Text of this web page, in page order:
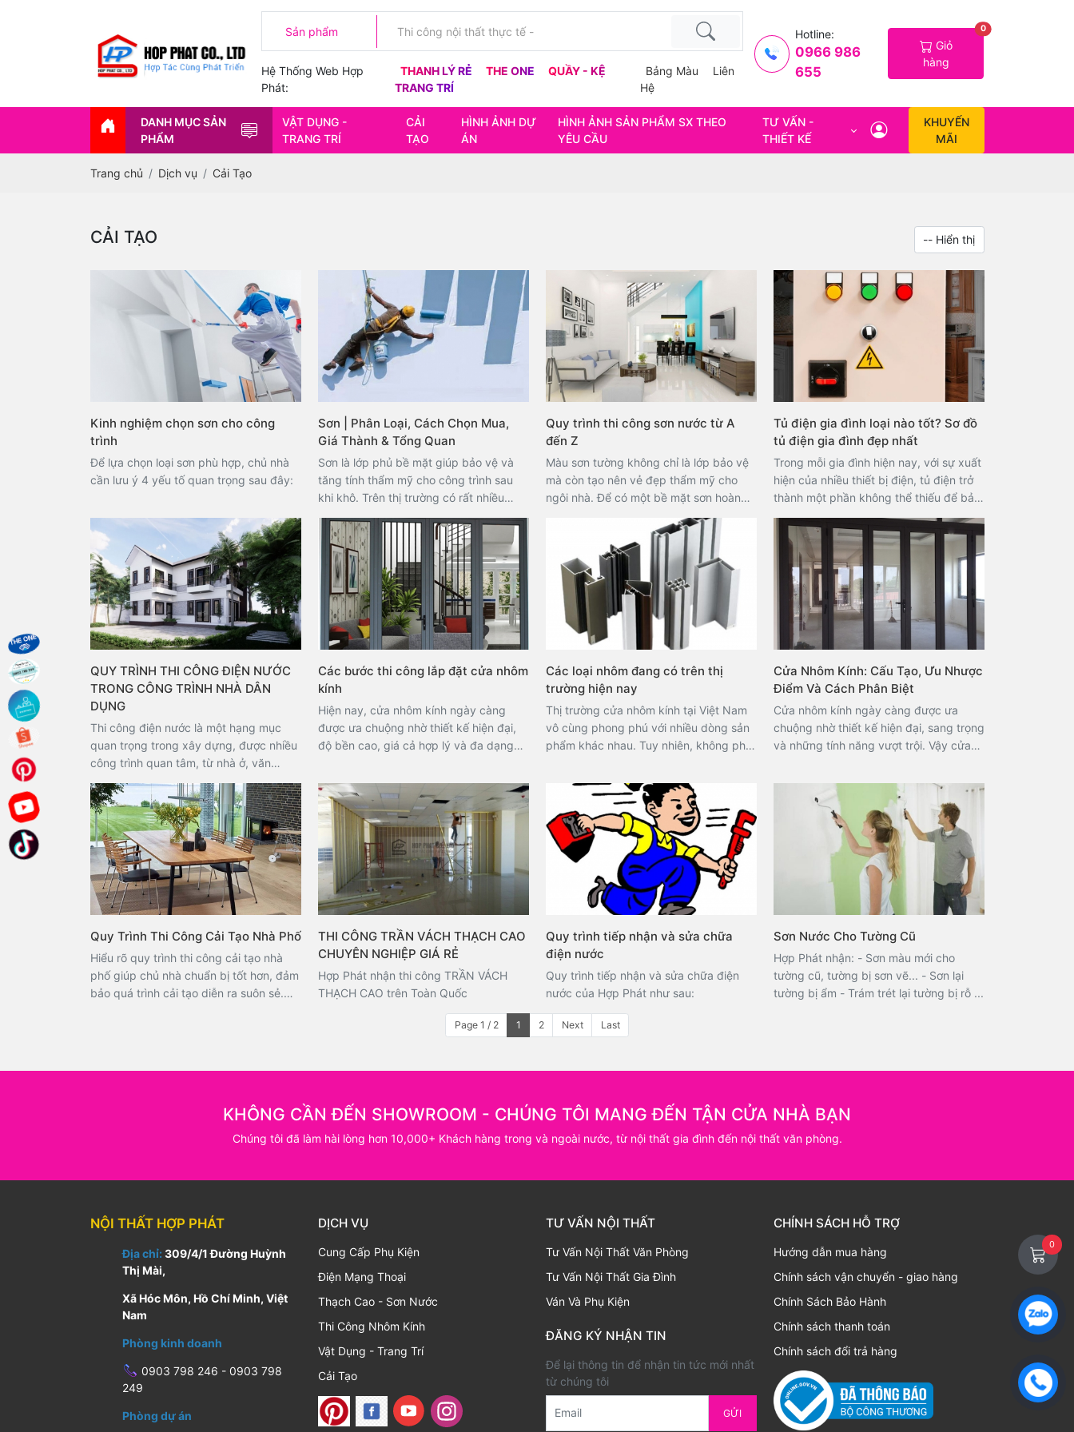
Hệ Thống Web Hợp
Phát:
THANH LÝ RẺ THE ONE
QUẦY - KỆ
TRANG TRÍ
Bảng Màu
Liên
Hệ
Hotline:
0966 986
655
Giỏ
hàng
0
DANH MỤC SẢN
PHẨM
VẬT DỤNG -
TRANG TRÍ
CẢI
TẠO
HÌNH ẢNH DỰ
ÁN
HÌNH ẢNH SẢN PHẨM SX THEO
YÊU CẦU
TƯ VẤN -
THIẾT KẾ
KHUYẾN
MÃI
Trang chủ Dịch vụ Cải Tạo
CẢI TẠO
Kinh nghiệm chọn sơn cho công
trình
Để lựa chọn loại sơn phù hợp, chủ nhà
cần lưu ý 4 yếu tố quan trọng sau đây:
Sơn | Phân Loại, Cách Chọn Mua,
Giá Thành & Tổng Quan
Sơn là lớp phủ bề mặt giúp bảo vệ và
tăng tính thẩm mỹ cho công trình sau
khi khô. Trên thị trường có rất nhiều
thương hiệu, chủng loại sơn với những
ứng dụng khác nhau. Vậy làm thế nào
để chọn được loại sơn phù hợp cả về
chất lượng lẫn giá thành? Trong bài viết
này, Nội Thất Hợp Phát sẽ chia sẻ
những kinh nghiệm hữu ích giúp bạn
đưa ra quyết định chính xác nhất!
Quy trình thi công sơn nước từ A
đến Z
Màu sơn tường không chỉ là lớp bảo vệ
mà còn tạo nên vẻ đẹp thẩm mỹ cho
ngôi nhà. Để có một bề mặt sơn hoàn
hảo, việc lựa chọn sơn chất lượng đóng
vai trò quan trọng, nhưng quy trình thi
công đúng kỹ thuật cũng là yếu tố
quyết định. Việc sơn không đúng cách
có thể làm mất đi tính thẩm mỹ và giảm
khả năng bảo vệ của lớp sơn, gây ảnh
hưởng đến tuổi thọ công trình. Ngược
lại, quy trình thi công sơn nước chuyên
công trình, đồng thời tiết kiệm thời gian
và chi phí cho gia chủ. Vậy sơn tường
nhà đúng kỹ thuật cần thực hiện như
thế nào? Bài viết dưới đây sẽ hướng dẫn
bạn chi tiết các bước thi công sơn nước
Tủ điện gia đình loại nào tốt? Sơ đồ
tủ điện gia đình đẹp nhất
Trong mỗi gia đình hiện nay, với sự xuất
hiện của nhiều thiết bị điện, tủ điện trở
thành một phần không thể thiếu để bảo
vệ an toàn cho hệ thống điện và các
linh kiện liên quan. Không chỉ vậy, tủ
điện còn góp phần nâng cao tính thẩm
mỹ cho không gian sống. Vậy nên chọn
mua tủ điện gia đình loại nào tốt? Đâu là
địa chỉ cung cấp tủ điện chất lượng với
giá cả hợp lý? Hãy cùng theo dõi bài
viết này để tìm hiểu chi tiết về tủ điện
QUY TRÌNH THI CÔNG ĐIỆN NƯỚC
TRONG CÔNG TRÌNH NHÀ DÂN
DỤNG
Thi công điện nước là một hạng mục
quan trọng trong xây dựng, được nhiều
công trình quan tâm, từ nhà ở, văn
phòng đến các dự án lớn. Hệ thống điện
nước đóng vai trò nền tảng, gắn liền với
quá trình thiết kế và thi công các hạng
mục khác, đồng thời ảnh hưởng trực
tiếp đến hiệu quả vận hành công trình.
Nội Thất Hợp Phát xin giới thiệu đến
quý khách hàng quy trình thi công điện
nước chi tiết dưới đây.
Các bước thi công lắp đặt cửa nhôm
kính
Hiện nay, cửa nhôm kính ngày càng
được ưa chuộng nhờ thiết kế hiện đại,
độ bền cao, giá cả hợp lý và đa dạng
mang đến không gian thoáng đãng,
sang trọng mà còn phù hợp với nhiều
công trình khác nhau. Tuy nhiên, để lắp
đặt cửa nhôm kính đảm bảo tính thẩm
mỹ và đúng kỹ thuật, cần có sự tỉ mỉ và
tay nghề của những thợ chuyên nghiệp.
Trong bài viết dưới đây, chúng tôi sẽ
chia sẻ một số lưu ý quan trọng cũng
kính. Mời bạn cùng theo dõi!
Các loại nhôm đang có trên thị
trường hiện nay
Thị trường cửa nhôm kính tại Việt Nam
vô cùng phong phú với nhiều dòng sản
phẩm khác nhau. Tuy nhiên, không phải
loại nhôm đang có trên thị trường. Điều
này đặc biệt quan trọng đối với những
khách hàng đang tìm kiếm một sản
phẩm cửa nhôm kính phù hợp để lắp
đặt cho ngôi nhà của mình.
Cửa Nhôm Kính: Cấu Tạo, Ưu Nhược
Điểm Và Cách Phân Biệt
Cửa nhôm kính ngày càng được ưa
chuộng nhờ thiết kế hiện đại, sang trọng
và những tính năng vượt trội. Vậy cửa
nhược điểm thế nào? Làm thế nào để
phân biệt các loại cửa nhôm kính? Hãy
cùng Nội Thất Hợp Phát tìm hiểu chi tiết
trong bài viết dưới đây!
Quy Trình Thi Công Cải Tạo Nhà Phố
Hiểu rõ quy trình thi công cải tạo nhà
phố giúp chủ nhà chuẩn bị tốt hơn, đảm
bảo quá trình cải tạo diễn ra suôn sẻ.
THI CÔNG TRẦN VÁCH THẠCH CAO
CHUYÊN NGHIỆP GIÁ RẺ
Hợp Phát nhận thi công TRẦN VÁCH
THẠCH CAO trên Toàn Quốc
Quy trình tiếp nhận và sửa chữa
điện nước
Quy trình tiếp nhận và sửa chữa điện
nước của Hợp Phát như sau:
Sơn Nước Cho Tường Cũ
Hợp Phát nhận: - Sơn màu mới cho
tường cũ, tường bị sơn vẽ... - Sơn lại
tường bị ẩm - Trám trét lại tường bị rỗ ...
Page 1 / 2 1 2 Next Last
KHÔNG CẦN ĐẾN SHOWROOM - CHÚNG TÔI MANG ĐẾN TẬN CỬA NHÀ BẠN
Chúng tôi đã làm hài lòng hơn 10,000+ Khách hàng trong và ngoài nước, từ nội thất gia đình đến nội thất văn phòng.
NỘI THẤT HỢP PHÁT
Địa chỉ: 309/4/1 Đường Huỳnh
Thị Mài,
Xã Hóc Môn, Hồ Chí Minh, Việt
Nam
Phòng kinh doanh
0903 798 246 - 0903 798
249
Phòng dự án
DỊCH VỤ
Cung Cấp Phụ Kiện
Điện Mạng Thoại
Thạch Cao - Sơn Nước
Thi Công Nhôm Kính
Vật Dụng - Trang Trí
Cải Tạo
TƯ VẤN NỘI THẤT
Tư Vấn Nội Thất Văn Phòng
Tư Vấn Nội Thất Gia Đình
Ván Và Phụ Kiện
ĐĂNG KÝ NHẬN TIN
Để lại thông tin để nhận tin tức mới nhất
từ chúng tôi
Email GỬI
CHÍNH SÁCH HỖ TRỢ
Hướng dẫn mua hàng
Chính sách vận chuyển - giao hàng
Chính Sách Bảo Hành
Chính sách thanh toán
Chính sách đổi trả hàng
0